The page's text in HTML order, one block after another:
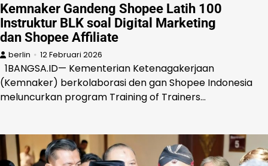
Kemnaker Gandeng Shopee Latih 100
Instruktur BLK soal Digital Marketing
dan Shopee Affiliate
berlin 12 Februari 2026
1BANGSA.ID— Kementerian Ketenagakerjaan
(Kemnaker) berkolaborasi den gan Shopee Indonesia
meluncurkan program Training of Trainers…